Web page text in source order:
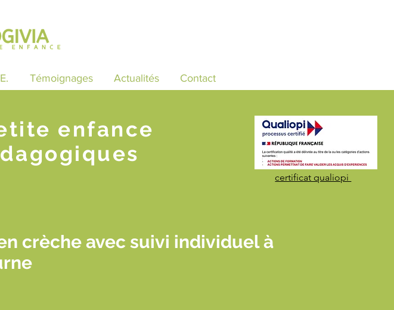
Témoignages Actualités Contact
enfance
certificat qualiopi
crèche avec suivi individuel à